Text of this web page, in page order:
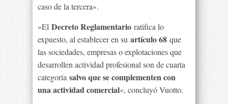
caso de la tercera».
«El Decreto Reglamentario ratifica lo
expuesto, al establecer en su artículo 68 que
las sociedades, empresas o explotaciones que
desarrollen actividad profesional son de cuarta
categoría salvo que se complementen con
una actividad comercial«, concluyó Vuotto.